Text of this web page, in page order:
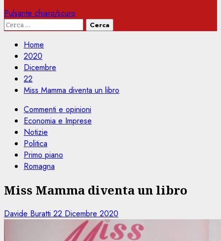
Pulsante chiaro/scuro
Ricerca
Home
2020
Dicembre
22
Miss Mamma diventa un libro
Commenti e opinioni
Economia e Imprese
Notizie
Politica
Primo piano
Romagna
Miss Mamma diventa un libro
Davide Buratti 22 Dicembre 2020